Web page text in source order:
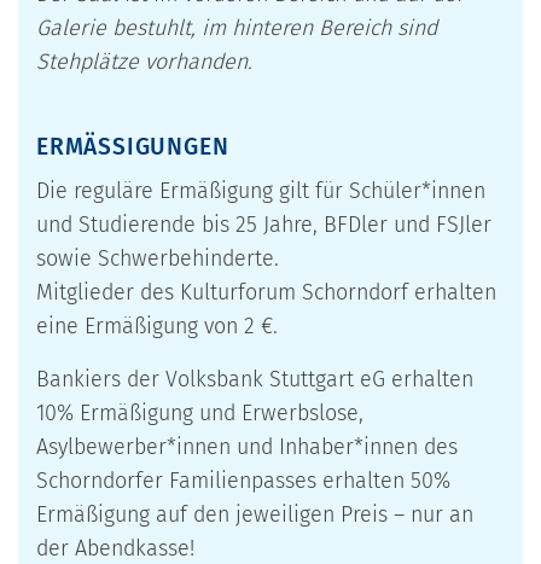
Galerie bestuhlt, im hinteren Bereich sind
Stehplätze vorhanden.
ERMÄSSIGUNGEN
Die reguläre Ermäßigung gilt für Schüler*innen
und Studierende bis 25 Jahre, BFDler und FSJler
sowie Schwerbehinderte.
Mitglieder des Kulturforum Schorndorf erhalten
eine Ermäßigung von 2 €.
Bankiers der Volksbank Stuttgart eG erhalten
10% Ermäßigung und Erwerbslose,
Asylbewerber*innen und Inhaber*innen des
Schorndorfer Familienpasses erhalten 50%
Ermäßigung auf den jeweiligen Preis – nur an
der Abendkasse!